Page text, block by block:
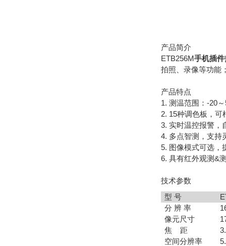
产品简介
ETB256M手机插
拍照、录像等功能
产品特点
1. 测温范围：-20
2. 15种调色板，可
3. 实时温控报警，
4. 多点智测，支持
5. 图像模式可选，
6. 具有红外观测&
技术参数
型 号
分 辨 率
像元尺寸
焦 距
空间分辨率